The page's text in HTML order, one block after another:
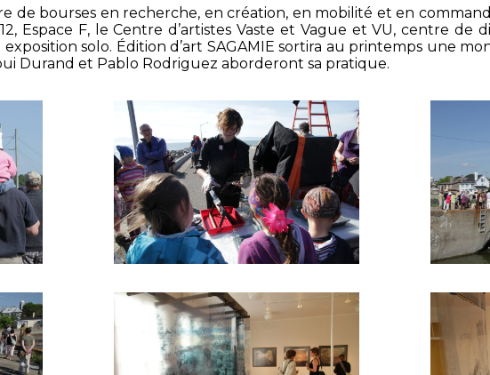
de bourses en recherche, en création, en mobilité et en
Espace F, le Centre d’artistes Vaste et Vague et VU, centre
solo. Édition d’art SAGAMIE sortira au printemps une
Durand et Pablo Rodriguez aborderont sa pratique.